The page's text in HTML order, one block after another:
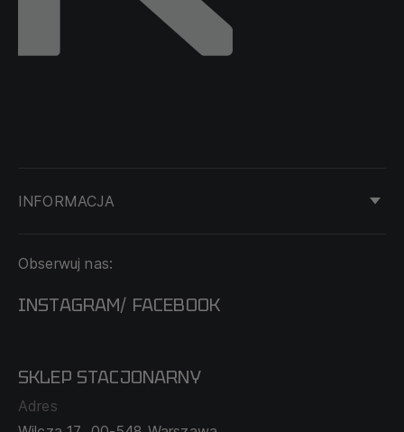
INFORMACJA
DOSTAWA I PŁATNOŚĆ
O NAS
MAPA SERWISU
Obserwuj nas:
INSTAGRAM/ FACEBOOK
SKLEP STACJONARNY
Adres